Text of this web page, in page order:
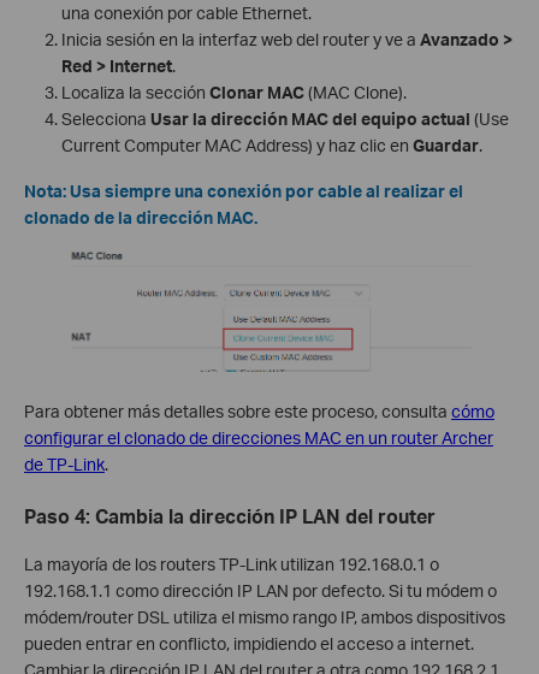
una conexión por cable Ethernet.
Inicia sesión en la interfaz web del router y ve a Avanzado >
Red > Internet.
Localiza la sección Clonar MAC(MAC Clone).
Selecciona Usar la dirección MAC del equipo actual (Use
Current Computer MAC Address) y haz clic en Guardar.
Nota: Usa siempre una conexión por cable al realizar el
clonado de la dirección MAC.
Para obtener más detalles sobre este proceso, consulta cómo
configurar el clonado de direcciones MAC en un router Archer
de TP-Link.
Paso 4: Cambia la dirección IP LAN del router
La mayoría de los routers TP-Link utilizan 192.168.0.1 o
192.168.1.1 como dirección IP LAN por defecto. Si tu módem o
módem/router DSL utiliza el mismo rango IP, ambos dispositivos
pueden entrar en conflicto, impidiendo el acceso a internet.